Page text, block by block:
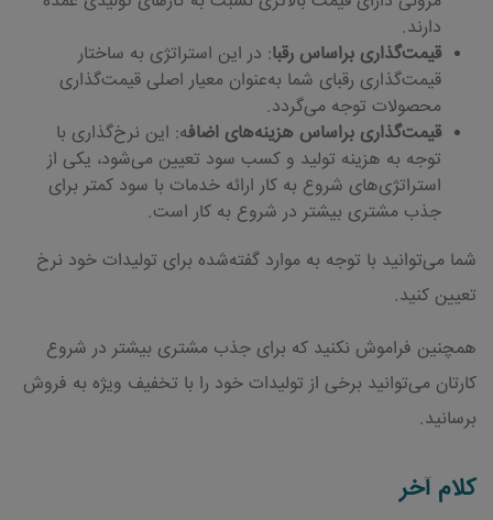
دارند.
قیمت‌گذاری براساس رقبا: در این استراتژی به ساختار
قیمت‌گذاری رقبای شما به‌عنوان معیار اصلی قیمت‌گذاری
محصولات توجه می‌گردد.
قیمت‌گذاری براساس هزینه‌های اضافه: این نرخ‌گذاری با
توجه به هزینه تولید و کسب سود تعیین می‌شود، یکی از
استراتژی‌های شروع به کار ارائه خدمات با سود کمتر برای
جذب مشتری بیشتر در شروع به کار است.
شما می‌توانید با توجه به موارد گفته‌شده برای تولیدات خود نرخ
تعیین کنید.
همچنین فراموش نکنید که برای جذب مشتری بیشتر در شروع
کارتان می‌توانید برخی از تولیدات خود را با تخفیف ویژه به فروش
برسانید.
کلام آخر